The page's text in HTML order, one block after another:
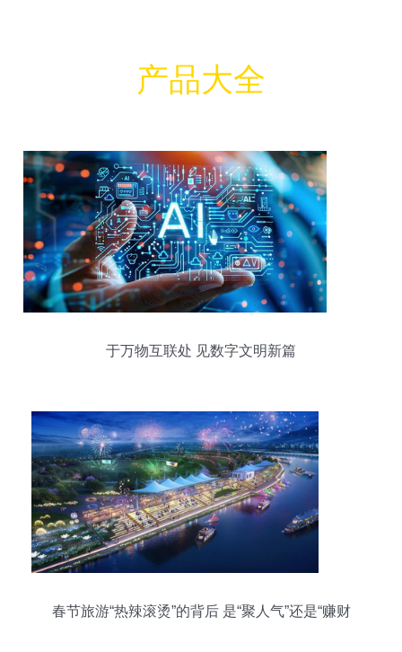
产品大全
于万物互联处 见数字文明新篇
春节旅游“热辣滚烫”的背后 是“聚人气”还是“赚财